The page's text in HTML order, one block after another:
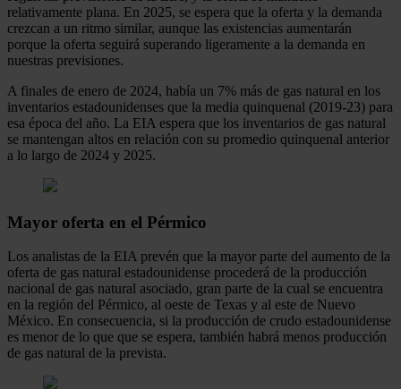
relativamente plana. En 2025, se espera que la oferta y la demanda
crezcan a un ritmo similar, aunque las existencias aumentarán
porque la oferta seguirá superando ligeramente a la demanda en
nuestras previsiones.
A finales de enero de 2024, había un 7% más de gas natural en los
inventarios estadounidenses que la media quinquenal (2019-23) para
esa época del año. La EIA espera que los inventarios de gas natural
se mantengan altos en relación con su promedio quinquenal anterior
a lo largo de 2024 y 2025.
Mayor oferta en el Pérmico
Los analistas de la EIA prevén que la mayor parte del aumento de la
oferta de gas natural estadounidense procederá de la producción
nacional de gas natural asociado, gran parte de la cual se encuentra
en la región del Pérmico, al oeste de Texas y al este de Nuevo
México. En consecuencia, si la producción de crudo estadounidense
es menor de lo que que se espera, también habrá menos producción
de gas natural de la prevista.